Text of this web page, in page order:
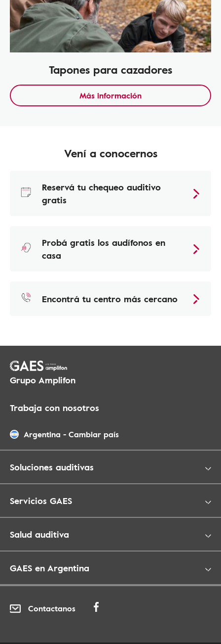
Tapones para cazadores
Más información
Vení a conocernos
Reservá tu chequeo auditivo
gratis
Probá gratis los audífonos en
casa
Encontrá tu centro más cercano
Grupo Amplifon
Trabaja con nosotros
Argentina - Cambiar país
Soluciones auditivas
Servicios GAES
Salud auditiva
GAES en Argentina
Contactanos